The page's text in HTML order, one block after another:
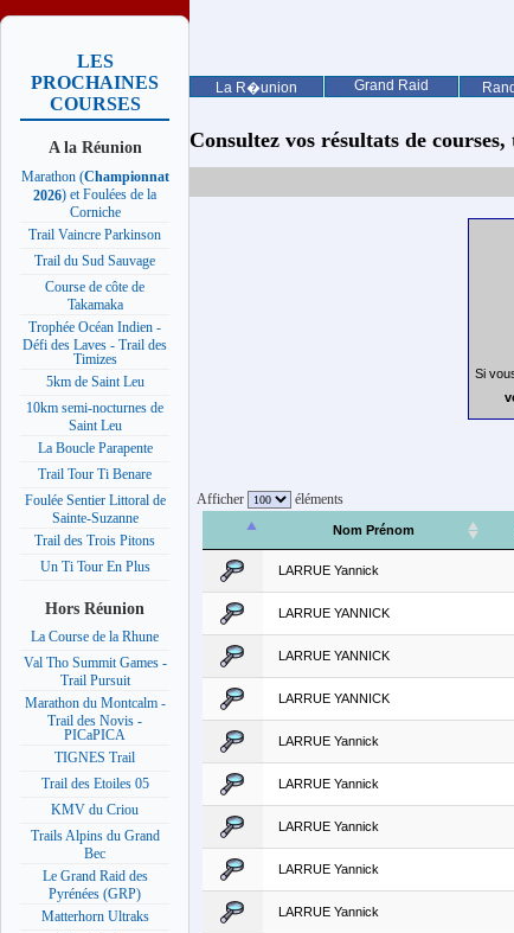
La R�union Grand Raid
LES
PROCHAINES
COURSES
A la Réunion
Marathon (Championnat
2026) et Foulées de la
Corniche
Trail Vaincre Parkinson
Trail du Sud Sauvage
Course de côte de
Takamaka
Trophée Océan Indien -
Défi des Laves - Trail des
Timizes
5km de Saint Leu
10km semi-nocturnes de
Saint Leu
La Boucle Parapente
Trail Tour Ti Benare
Foulée Sentier Littoral de
Sainte-Suzanne
Trail des Trois Pitons
Un Ti Tour En Plus
Hors Réunion
La Course de la Rhune
Val Tho Summit Games -
Trail Pursuit
Marathon du Montcalm -
Trail des Novis -
PICaPICA
TIGNES Trail
Trail des Etoiles 05
KMV du Criou
Trails Alpins du Grand
Bec
Le Grand Raid des
Pyrénées (GRP)
Matterhorn Ultraks
Consultez vos résultats de
Si
Afficher éléments
Nom Prénom
LARRUE Yannick
LARRUE YANNICK
LARRUE YANNICK
LARRUE YANNICK
LARRUE Yannick
LARRUE Yannick
LARRUE Yannick
LARRUE Yannick
LARRUE Yannick